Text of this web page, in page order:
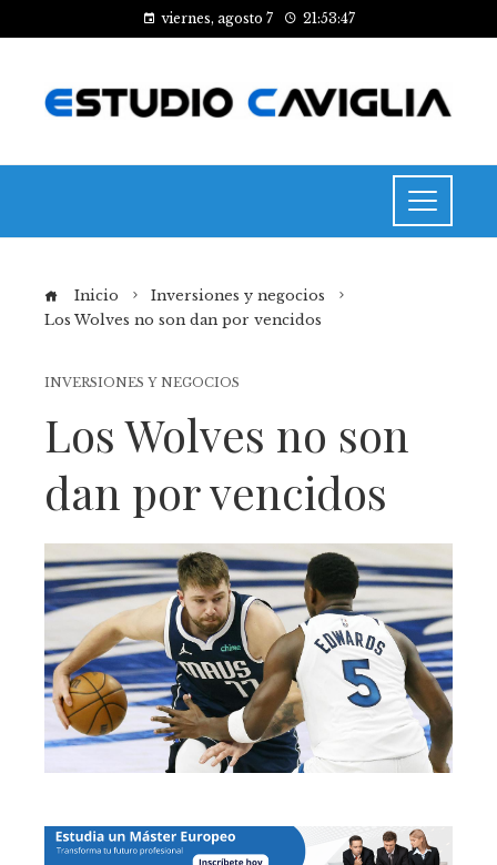
viernes, agosto 7 21:53:47
Inicio
Inversiones y negocios
Los Wolves no son dan por vencidos
INVERSIONES Y NEGOCIOS
Los Wolves no son
dan por vencidos